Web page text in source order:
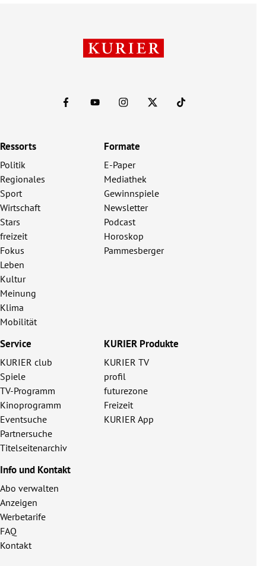
Ressorts
Politik
Regionales
Sport
Wirtschaft
Stars
freizeit
Fokus
Leben
Kultur
Meinung
Klima
Mobilität
Formate
E-Paper
Mediathek
Gewinnspiele
Newsletter
Podcast
Horoskop
Pammesberger
Service
KURIER club
Spiele
TV-Programm
Kinoprogramm
Eventsuche
Partnersuche
Titelseitenarchiv
KURIER Produkte
KURIER TV
profil
futurezone
Freizeit
KURIER App
Info und Kontakt
Abo verwalten
Anzeigen
Werbetarife
FAQ
Kontakt